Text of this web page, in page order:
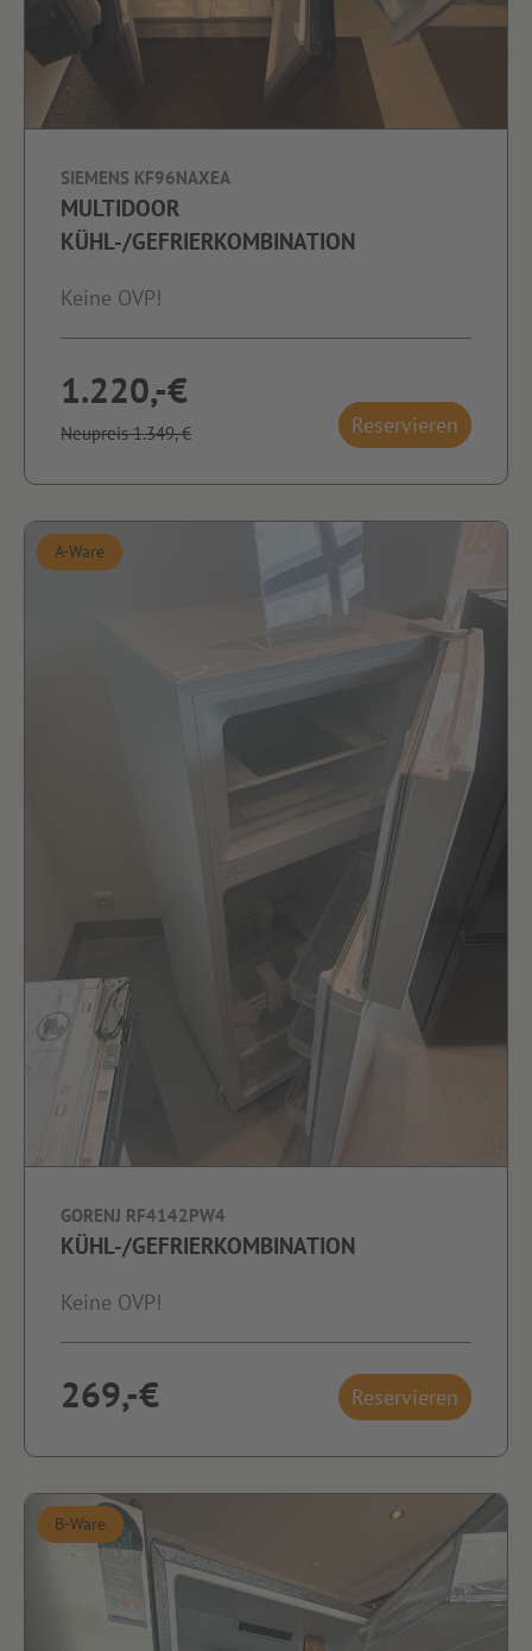
SIEMENS KF96NAXEA
MULTIDOOR
KÜHL-/GEFRIERKOMBINATION
Keine OVP!
1.220,-€
Neupreis 1.349,-€ Reservieren
A-Ware
GORENJ RF4142PW4
KÜHL-/GEFRIERKOMBINATION
Keine OVP!
269,-€ Reservieren
B-Ware